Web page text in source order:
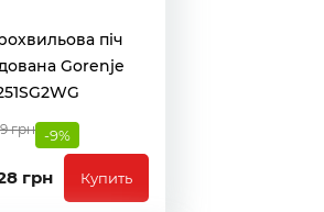
піч
Gorenje
грн -9%
грн Купить